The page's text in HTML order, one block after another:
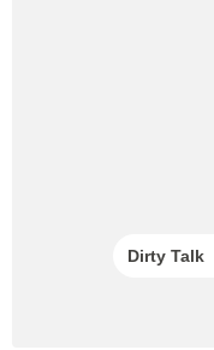
Dirty Talk